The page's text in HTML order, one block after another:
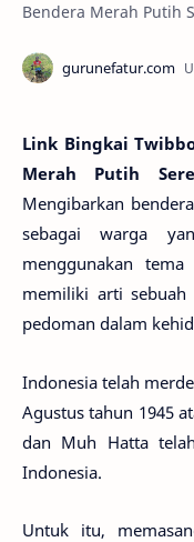
Bendera Merah Putih
Link Bingkai
Merah Putih
Mengibarkan
sebagai warga
menggunakan
memiliki arti sebuah
pedoman dalam
Indonesia telah
Agustus tahun 1945
dan Muh Hatta
Indonesia.
Untuk itu,